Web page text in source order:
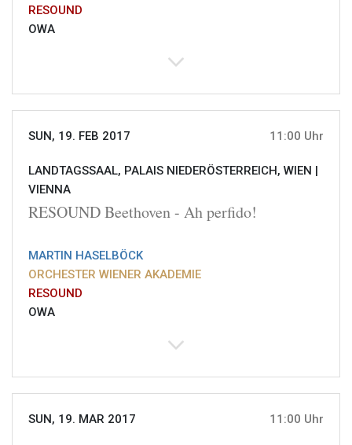
RESOUND
OWA
SUN, 19. FEB 2017 11:00 Uhr
LANDTAGSSAAL, PALAIS NIEDERÖSTERREICH, WIEN |
VIENNA
RESOUND Beethoven - Ah perfido!
MARTIN HASELBÖCK
ORCHESTER WIENER AKADEMIE
RESOUND
OWA
SUN, 19. MAR 2017 11:00 Uhr